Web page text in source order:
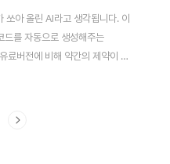
아 올린 AI라고 생각됩니다. 이
드를 자동으로 생성해주는
버전에 비해 약간의 제약이 있
기능을 사용할 수 있습니다. 잠깐
할 수준은 되지 않습니다. 사용